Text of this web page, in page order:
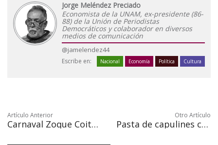
Jorge Meléndez Preciado
Economista de la UNAM, ex-presidente (86-
88) de la Unión de Periodistas
Democráticos y colaborador en diversos
medios de comunicación
@jamelendez44
Escribe en: Nacional Economía Política Cultura
Artículo Anterior
Carnaval Zoque Coiteco, el colorido festival donde tres culturas convergen
Otro Artículo
Pasta de capulines creada en México por estudiante de gastronomía